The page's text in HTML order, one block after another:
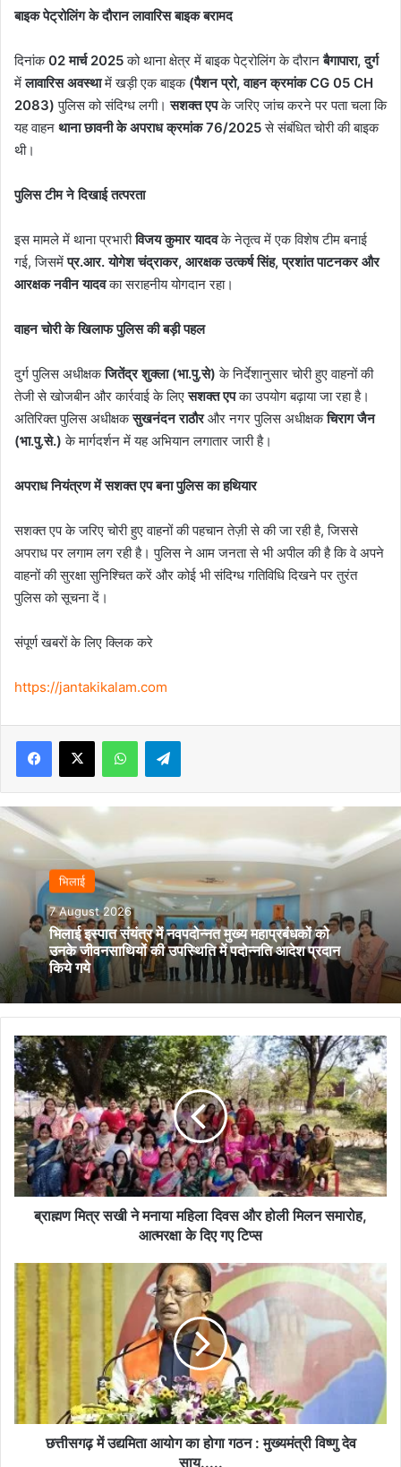
बाइक पेट्रोलिंग के दौरान लावारिस बाइक बरामद
दिनांक02 मार्च 2025को थाना क्षेत्र में बाइक पेट्रोलिंग के दौरानबैगापारा, दुर्ग
मेंलावारिस अवस्थामें खड़ी एक बाइक (पैशन प्रो, वाहन क्रमांक CG 05 CH
2083) पुलिस को संदिग्ध लगी।सशक्त एपके जरिए जांच करने पर पता चला कि
यह वाहन थाना छावनी के अपराध क्रमांक 76/2025से संबंधित चोरी की बाइक
थी।
पुलिस टीम ने दिखाई तत्परता
इस मामले में थाना प्रभारीविजय कुमार यादवके नेतृत्व में एक विशेष टीम बनाई
गई, जिसमेंप्र.आर. योगेश चंद्राकर, आरक्षक उत्कर्ष सिंह, प्रशांत पाटनकर और
आरक्षक नवीन यादवका सराहनीय योगदान रहा।
वाहन चोरी के खिलाफ पुलिस की बड़ी पहल
दुर्ग पुलिस अधीक्षकजितेंद्र शुक्ला (भा.पु.से) के निर्देशानुसार चोरी हुए वाहनों की
तेजी से खोजबीन और कार्रवाई के लिएसशक्त एपका उपयोग बढ़ाया जा रहा है।
अतिरिक्त पुलिस अधीक्षकसुखनंदन राठौरऔर नगर पुलिस अधीक्षकचिराग जैन
(भा.पु.से.) के मार्गदर्शन में यह अभियान लगातार जारी है।
अपराध नियंत्रण में सशक्त एप बना पुलिस का हथियार
सशक्त एप के जरिए चोरी हुए वाहनों की पहचान तेज़ी से की जा रही है, जिससे
अपराध पर लगाम लग रही है। पुलिस ने आम जनता से भी अपील की है कि वे अपने
वाहनों की सुरक्षा सुनिश्चित करें और कोई भी संदिग्ध गतिविधि दिखने पर तुरंत
पुलिस को सूचना दें।
संपूर्ण खबरों के लिए क्लिक करे
https://jantakikalam.com
Facebook
X WhatsAppTelegram
भिलाई
7 August 2026
भिलाई इस्पात संयंत्र में नवपदोन्नत मुख्य महाप्रबंधकों को
उनके जीवनसाथियों की उपस्थिति में पदोन्नति आदेश प्रदान
किये गये
ब्राह्मण
मित्र
सखी
ने
मनाया
महिला
दिवस
और
होली
मिलन
के
दिए
गए
टिप्स
ब्राह्मण मित्र सखी ने मनाया महिला दिवस और होली मिलन समारोह,
आत्मरक्षा के दिए गए टिप्स
छत्तीसगढ़
में
उद्यमिता
आयोग
का
होगा
गठन
मुख्यमंत्री
छत्तीसगढ़ में उद्यमिता आयोग का होगा गठन : मुख्यमंत्री विष्णु देव
साय.....